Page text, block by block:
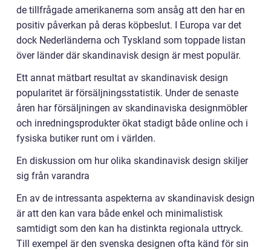
de tillfrågade amerikanerna som ansåg att den har en
positiv påverkan på deras köpbeslut. I Europa var det
dock Nederländerna och Tyskland som toppade listan
över länder där skandinavisk design är mest populär.
Ett annat mätbart resultat av skandinavisk design
popularitet är försäljningsstatistik. Under de senaste
åren har försäljningen av skandinaviska designmöbler
och inredningsprodukter ökat stadigt både online och i
fysiska butiker runt om i världen.
En diskussion om hur olika skandinavisk design skiljer
sig från varandra
En av de intressanta aspekterna av skandinavisk design
är att den kan vara både enkel och minimalistisk
samtidigt som den kan ha distinkta regionala uttryck.
Till exempel är den svenska designen ofta känd för sin